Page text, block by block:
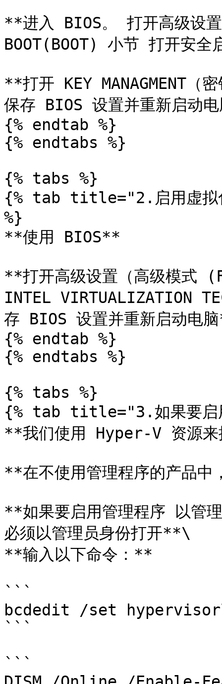
**进入 BIOS。 打开高级设
BOOT(BOOT) 小节 打开安
**打开 KEY MANAGMENT（
保存 BIOS 设置并重新启动
{% endtab %}
{% endtabs %}
{% tabs %}
{% tab title="2.启用虚
%}
**使用 BIOS**
**打开高级设置（高级模
INTEL VIRTUALIZATION
存 BIOS 设置并重新启动电
{% endtab %}
{% endtabs %}
{% tabs %}
{% tab title="3.如果要启
**我们使用 Hyper-V 资源来
**在不使用管理程序的产品中
**如果要启用管理程序 以管
必须以管理员身份打开**\
**输入以下命令：**
```
bcdedit /set
```
```